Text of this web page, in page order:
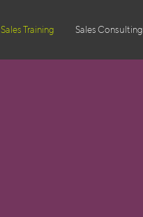
Sales Training Sales Consulting